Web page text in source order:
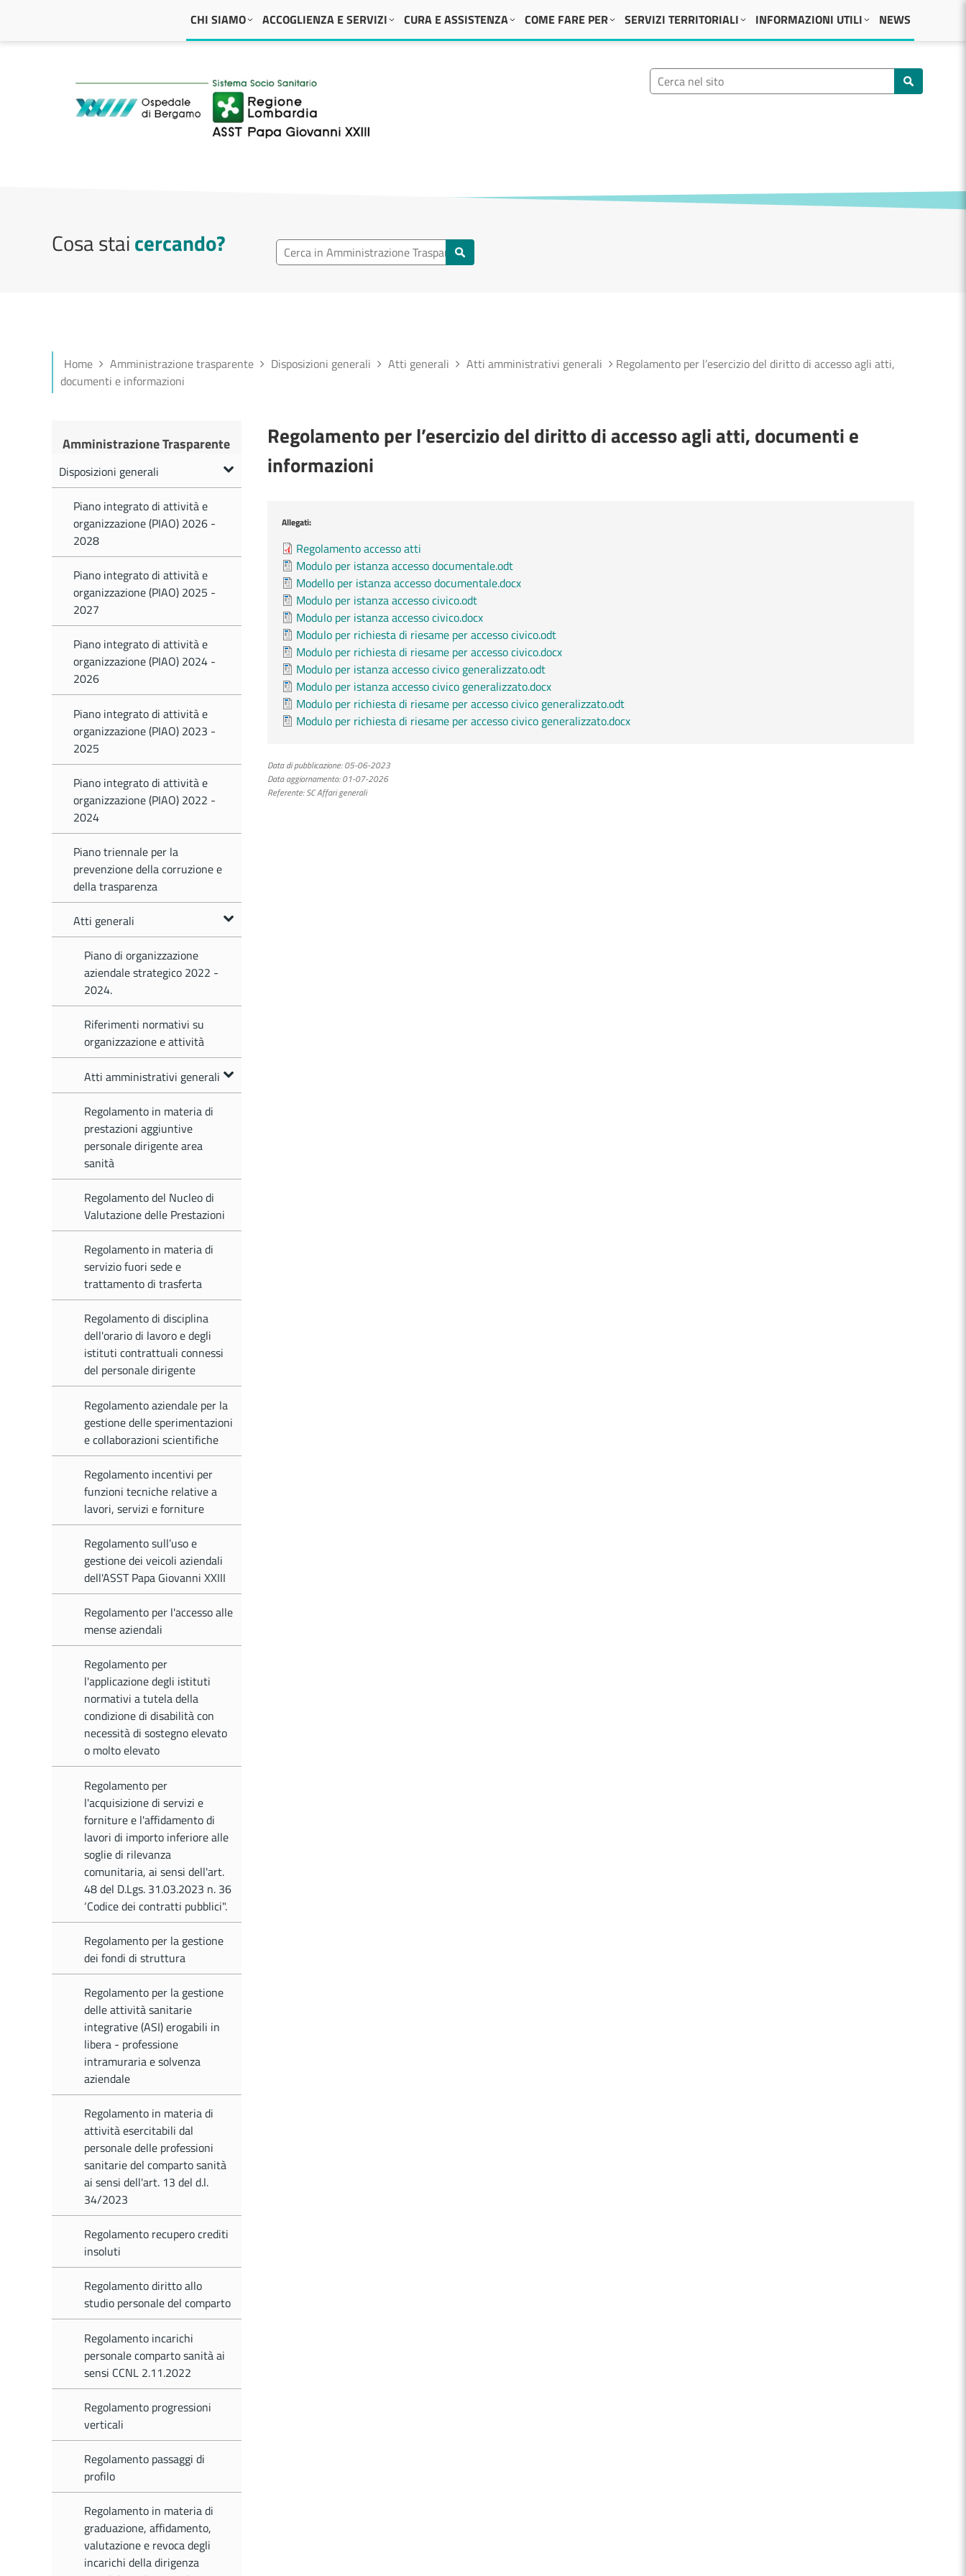
Navigazione principaleCHI SIAMO ACCOGLIENZA E SERVIZI CURA E ASSISTENZA COME FARE PER SERVIZI TERRITORIALI INFORMAZIONI UTILI NEWS
ASST Papa Giovanni XXIII
Ricerca nel sito
Cosa staicercando?
Home Amministrazione trasparente Disposizioni generali Atti generali Atti amministrativi generali
Regolamento per l’esercizio del diritto di accesso agli atti,
documenti e informazioni
Regolamento per l’esercizio del diritto di accesso agli atti, documenti e
informazioni
Allegati:
Regolamento accesso atti
Modulo per istanza accesso documentale.odt
Modello per istanza accesso documentale.docx
Modulo per istanza accesso civico.odt
Modulo per istanza accesso civico.docx
Modulo per richiesta di riesame per accesso civico.odt
Modulo per richiesta di riesame per accesso civico.docx
Modulo per istanza accesso civico generalizzato.odt
Modulo per istanza accesso civico generalizzato.docx
Modulo per richiesta di riesame per accesso civico generalizzato.odt
Modulo per richiesta di riesame per accesso civico generalizzato.docx
Data di pubblicazione:05-06-2023
Data aggiornamento:01-07-2026
Referente:SC Affari generali
Amministrazione Trasparente
Disposizioni generali
Piano integrato di attività e
organizzazione (PIAO) 2026 -
2028
Piano integrato di attività e
organizzazione (PIAO) 2025 -
2027
Piano integrato di attività e
organizzazione (PIAO) 2024 -
2026
Piano integrato di attività e
organizzazione (PIAO) 2023 -
2025
Piano integrato di attività e
organizzazione (PIAO) 2022 -
2024
Piano triennale per la
prevenzione della corruzione e
della trasparenza
Atti generali
Piano di organizzazione
aziendale strategico 2022 -
2024.
Riferimenti normativi su
organizzazione e attività
Atti amministrativi generali
Regolamento in materia di
prestazioni aggiuntive
personale dirigente area
sanità
Regolamento del Nucleo di
Valutazione delle Prestazioni
Regolamento in materia di
servizio fuori sede e
trattamento di trasferta
Regolamento di disciplina
dell'orario di lavoro e degli
istituti contrattuali connessi
del personale dirigente
Regolamento aziendale per la
gestione delle sperimentazioni
e collaborazioni scientifiche
Regolamento incentivi per
funzioni tecniche relative a
lavori, servizi e forniture
Regolamento sull’uso e
gestione dei veicoli aziendali
dell'ASST Papa Giovanni XXIII
Regolamento per l'accesso alle
mense aziendali
Regolamento per
l'applicazione degli istituti
normativi a tutela della
condizione di disabilità con
necessità di sostegno elevato
o molto elevato
Regolamento per
l'acquisizione di servizi e
forniture e l'affidamento di
lavori di importo inferiore alle
soglie di rilevanza
comunitaria, ai sensi dell'art.
48 del D.Lgs. 31.03.2023 n. 36
‘Codice dei contratti pubblici".
Regolamento per la gestione
dei fondi di struttura
Regolamento per la gestione
delle attività sanitarie
integrative (ASI) erogabili in
libera - professione
intramuraria e solvenza
aziendale
Regolamento in materia di
attività esercitabili dal
personale delle professioni
sanitarie del comparto sanità
ai sensi dell'art. 13 del d.l.
34/2023
Regolamento recupero crediti
insoluti
Regolamento diritto allo
studio personale del comparto
Regolamento incarichi
personale comparto sanità ai
sensi CCNL 2.11.2022
Regolamento progressioni
verticali
Regolamento passaggi di
profilo
Regolamento in materia di
graduazione, affidamento,
valutazione e revoca degli
incarichi della dirigenza